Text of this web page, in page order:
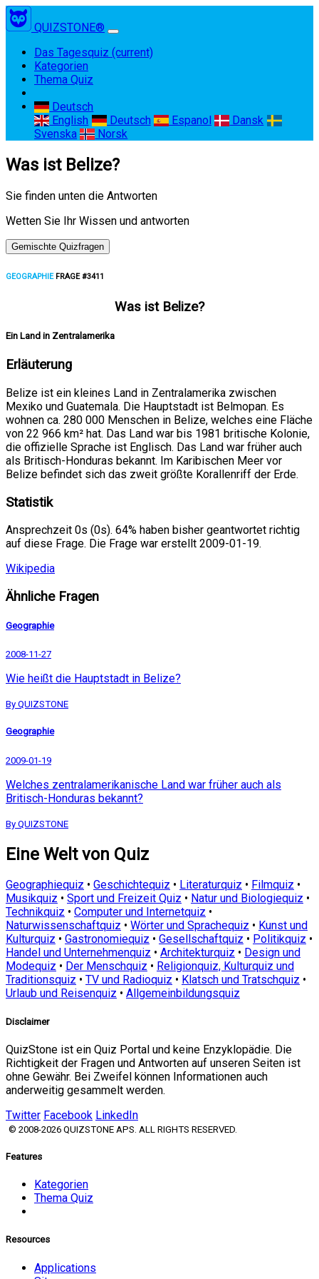
QUIZSTONE®
Das Tagesquiz (current)
Kategorien
Thema Quiz
Deutsch
English
Deutsch Espanol
Dansk
Svenska
Norsk
Was ist Belize?
Sie finden unten die Antworten
Wetten Sie Ihr Wissen und antworten
Gemischte Quizfragen
GEOGRAPHIEFRAGE #3411
Was ist Belize?
Ein Land in Zentralamerika
Erläuterung
Belize ist ein kleines Land in Zentralamerika zwischen
Mexiko und Guatemala. Die Hauptstadt ist Belmopan. Es
wohnen ca. 280 000 Menschen in Belize, welches eine Fläche
von 22 966 km² hat. Das Land war bis 1981 britische Kolonie,
die offizielle Sprache ist Englisch. Das Land war früher auch
als Britisch-Honduras bekannt. Im Karibischen Meer vor
Belize befindet sich das zweit größte Korallenriff der Erde.
Statistik
Ansprechzeit 0s (0s). 64% haben bisher geantwortet richtig
auf diese Frage. Die Frage war erstellt 2009-01-19.
Wikipedia
Ähnliche Fragen
Geographie
2008-11-27
Wie heißt die Hauptstadt in Belize?
By QUIZSTONE
Geographie
2009-01-19
Welches zentralamerikanische Land war früher auch als
Britisch-Honduras bekannt?
By QUIZSTONE
Eine Welt von Quiz
Geographiequiz • Geschichtequiz • Literaturquiz • Filmquiz •
Musikquiz • Sport und Freizeit Quiz • Natur und Biologiequiz •
Technikquiz • Computer und Internetquiz •
Naturwissenschaftquiz • Wörter und Sprachequiz • Kunst und
Kulturquiz • Gastronomiequiz • Gesellschaftquiz • Politikquiz •
Handel und Unternehmenquiz • Architekturquiz • Design und
Modequiz • Der Menschquiz • Religionquiz, Kulturquiz und
Traditionsquiz • TV und Radioquiz • Klatsch und Tratschquiz •
Urlaub und Reisenquiz • Allgemeinbildungsquiz
Disclaimer
QuizStone ist ein Quiz Portal und keine Enzyklopädie. Die
Richtigkeit der Fragen und Antworten auf unseren Seiten ist
ohne Gewähr. Bei Zweifel können Informationen auch
anderweitig gesammelt werden.
Twitter Facebook LinkedIn
© 2008-2026 QUIZSTONE APS. ALL RIGHTS RESERVED.
Features
Kategorien
Thema Quiz
Resources
Applications